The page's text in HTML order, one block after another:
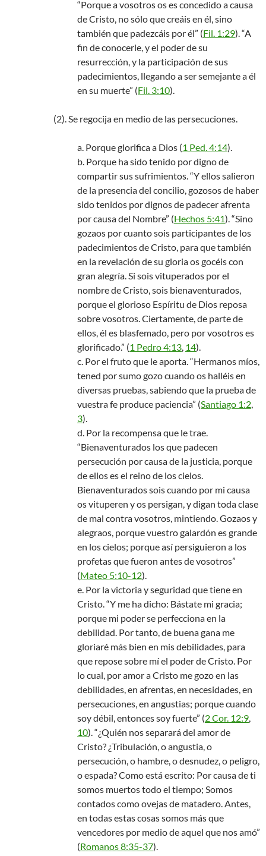
“Porque a vosotros os es concedido a causa
de Cristo, no sólo que creáis en él, sino
también que padezcáis por él” (Fil. 1:29). “A
fin de conocerle, y el poder de su
resurrección, y la participación de sus
padecimientos, llegando a ser semejante a él
en su muerte” (Fil. 3:10).
(2). Se regocija en medio de las persecuciones.
a. Porque glorifica a Dios (1 Ped. 4:14).
b. Porque ha sido tenido por digno de
compartir sus sufrimientos. “Y ellos salieron
de la presencia del concilio, gozosos de haber
sido tenidos por dignos de padecer afrenta
por causa del Nombre” (Hechos 5:41). “Sino
gozaos por cuanto sois participantes de los
padecimientos de Cristo, para que también
en la revelación de su gloria os gocéis con
gran alegría. Si sois vituperados por el
nombre de Cristo, sois bienaventurados,
porque el glorioso Espíritu de Dios reposa
sobre vosotros. Ciertamente, de parte de
ellos, él es blasfemado, pero por vosotros es
glorificado.” (1 Pedro 4:13, 14).
c. Por el fruto que le aporta. “Hermanos míos,
tened por sumo gozo cuando os halléis en
diversas pruebas, sabiendo que la prueba de
vuestra fe produce paciencia” (Santiago 1:2,
3).
d. Por la recompensa que le trae.
“Bienaventurados los que padecen
persecución por causa de la justicia, porque
de ellos es el reino de los cielos.
Bienaventurados sois cuando por mi causa
os vituperen y os persigan, y digan toda clase
de mal contra vosotros, mintiendo. Gozaos y
alegraos, porque vuestro galardón es grande
en los cielos; porque así persiguieron a los
profetas que fueron antes de vosotros”
(Mateo 5:10-12).
e. Por la victoria y seguridad que tiene en
Cristo. “Y me ha dicho: Bástate mi gracia;
porque mi poder se perfecciona en la
debilidad. Por tanto, de buena gana me
gloriaré más bien en mis debilidades, para
que repose sobre mí el poder de Cristo. Por
lo cual, por amor a Cristo me gozo en las
debilidades, en afrentas, en necesidades, en
persecuciones, en angustias; porque cuando
soy débil, entonces soy fuerte” (2 Cor. 12:9,
10). “¿Quién nos separará del amor de
Cristo? ¿Tribulación, o angustia, o
persecución, o hambre, o desnudez, o peligro,
o espada? Como está escrito: Por causa de ti
somos muertos todo el tiempo; Somos
contados como ovejas de matadero. Antes,
en todas estas cosas somos más que
vencedores por medio de aquel que nos amó”
(Romanos 8:35-37).